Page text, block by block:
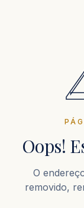
Oops!
O
removido,